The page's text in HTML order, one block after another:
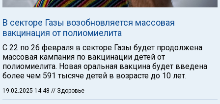
В секторе Газы возобновляется массовая
вакцинация от полиомиелита
С 22 по 26 февраля в секторе Газы будет продолжена
массовая кампания по вакцинации детей от
полиомиелита. Новая оральная вакцина будет введена
более чем 591 тысяче детей в возрасте до 10 лет.
19.02.2025 14:48 // Здоровье